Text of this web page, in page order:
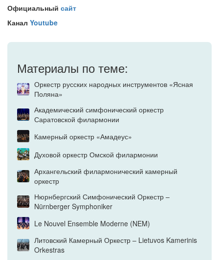
Официальный сайт
Канал Youtube
Материалы по теме:
Оркестр русских народных инструментов «Ясная
Поляна»
Академический симфонический оркестр
Саратовской филармонии
Камерный оркестр «Амадеус»
Духовой оркестр Омской филармонии
Архангельский филармонический камерный
оркестр
Нюрнбергский Симфонический Оркестр –
Nürnberger Symphoniker
Le Nouvel Ensemble Moderne (NEM)
Литовский Камерный Оркестр – Lietuvos Kamerinis
Orkestras